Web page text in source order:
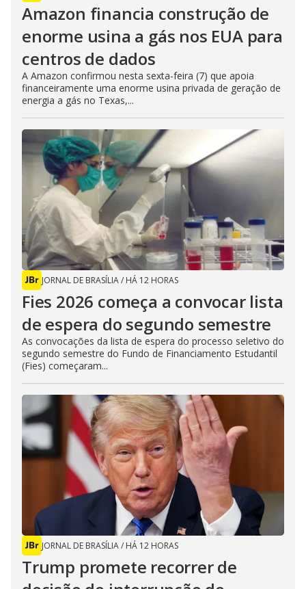
Amazon financia construção de
enorme usina a gás nos EUA para
centros de dados
A Amazon confirmou nesta sexta-feira (7) que apoia
financeiramente uma enorme usina privada de geração de
energia a gás no Texas,...
JORNAL DE BRASÍLIA/ HÁ 12 HORAS
Fies 2026 começa a convocar lista
de espera do segundo semestre
As convocações da lista de espera do processo seletivo do
segundo semestre do Fundo de Financiamento Estudantil
(Fies) começaram...
JORNAL DE BRASÍLIA/ HÁ 12 HORAS
Trump promete recorrer de